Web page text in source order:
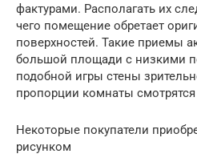
фактурами. Располагать их
чего помещение обретает
поверхностей. Такие приемы
большой площади с низкими
подобной игры стены
пропорции комнаты смотрятся
Некоторые покупатели
рисунком